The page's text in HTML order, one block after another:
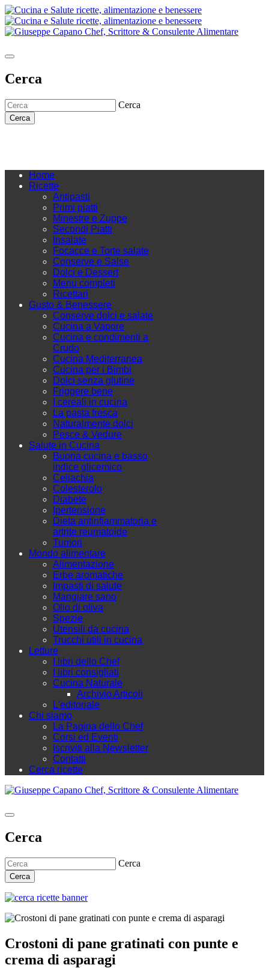
Cerca
Cerca
Cerca
Home
Ricette
Antipasti
Primi piatti
Minestre e Zuppe
Secondi Piatti
Insalate
Focacce e Torte salate
Conserve e Salse
Dolci e Dessert
Menu completi
Ricettari
Gusto & Benessere
Conserve dolci e salate
Cucina a Vapore
Cucina e condimenti a
Crudo
Cucina Mediterranea
Cucina per i Bimbi
Dolci senza glutine
Friggere bene
I cereali in cucina
La pasta fresca
Naturalmente dolci
Pesce & Vedure
Salute in Cucina
Buona cucina e basso
indice glicemico
Celiachia
Colesterolo
Diabete
Ipertensione
Dieta antinfiammatoria e
artrite reumatoide
Tumori
Mondo alimentare
Alimentazione
Erbe aromatiche
Impasti di salute
Mangiare sano
Olio di oliva
Spezie
Utensili da cucina
Trucchi utili in cucina
Letture
I libri dello Chef
I libri consigliati
Cucina Naturale
Archivio Articoli
L'editoriale
Chi siamo
La Pagina dello Chef
Corsi ed Eventi
Iscriviti alla Newsletter
Contatti
Cerca ricette
Cerca
Cerca
Cerca
Crostoni di pane gratinati con punte e
crema di asparagi